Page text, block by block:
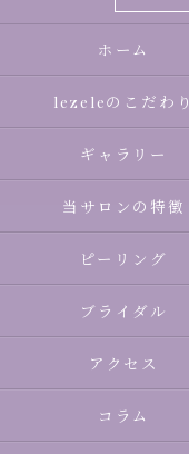
ホーム
lezeleのこだわり
ギャラリー
当サロンの特徴
ピーリング
ブライダル
アクセス
コラム